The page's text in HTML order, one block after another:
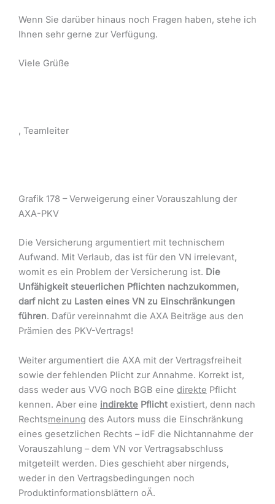
Wenn Sie darüber hinaus noch Fragen haben, stehe ich
Ihnen sehr gerne zur Verfügung.
Viele Grüße
, Teamleiter
Grafik 178 – Verweigerung einer Vorauszahlung der
AXA-PKV
Die Versicherung argumentiert mit technischem
Aufwand. Mit Verlaub, das ist für den VN irrelevant,
womit es ein Problem der Versicherung ist. Die
Unfähigkeit steuerlichen Pflichten nachzukommen,
darf nicht zu Lasten eines VN zu Einschränkungen
führen. Dafür vereinnahmt die AXA Beiträge aus den
Prämien des PKV-Vertrags!
Weiter argumentiert die AXA mit der Vertragsfreiheit
sowie der fehlenden Plicht zur Annahme. Korrekt ist,
dass weder aus VVG noch BGB eine direkte Pflicht
kennen. Aber eine indirekte Pflicht existiert, denn nach
Rechtsmeinung des Autors muss die Einschränkung
eines gesetzlichen Rechts – idF die Nichtannahme der
Vorauszahlung – dem VN vor Vertragsabschluss
mitgeteilt werden. Dies geschieht aber nirgends,
weder in den Vertragsbedingungen noch
Produktinformationsblättern oÄ.